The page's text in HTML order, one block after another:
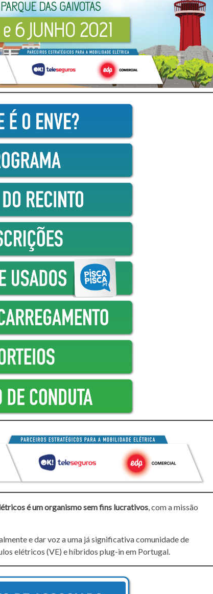
é um organismo sem fins lucrativos, com a missão
e dar voz a uma já significativa comunidade de
elétricos (VE) e híbridos plug-in em Portugal.